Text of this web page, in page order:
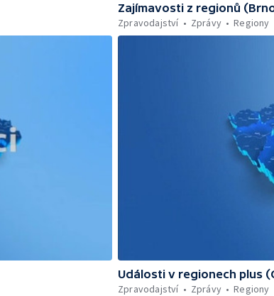
Zajímavosti z regionů
Zpravodajství
Zprávy Regiony
Události v regionech plus
Zpravodajství
Zprávy Regiony